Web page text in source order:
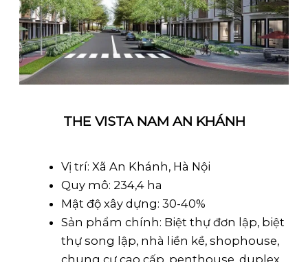
THE VISTA NAM AN KHÁNH
Vị trí: Xã An Khánh, Hà Nội
Quy mô: 234,4 ha
Mật độ xây dựng: 30-40%
Sản phẩm chính: Biệt thự đơn lập, biệt
thự song lập, nhà liền kề, shophouse,
chung cư cao cấp, penthouse, duplex